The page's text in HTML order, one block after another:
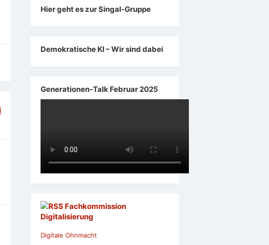
Hier geht es zur Singal-Gruppe
Demokratische KI – Wir sind dabei
Generationen-Talk Februar 2025
Fachkommission
Digitalisierung
Digitale Ohnmacht